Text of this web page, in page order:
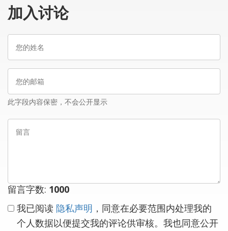
加入讨论
姓
邮
此字段内容保密，不会公开显示
留言字数: 1000
我已阅读 隐私声明 ，同意在必要范围内处理我的
个人数据以便提交我的评论供审核。我也同意公开